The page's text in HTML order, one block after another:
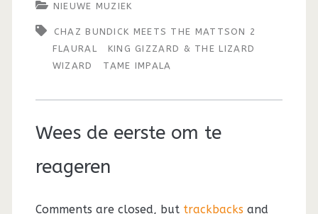
NIEUWE MUZIEK
CHAZ BUNDICK MEETS THE MATTSON 2
FLAURAL
KING GIZZARD & THE LIZARD
WIZARD
TAME IMPALA
Wees de eerste om te
reageren
Comments are closed, but trackbacks and